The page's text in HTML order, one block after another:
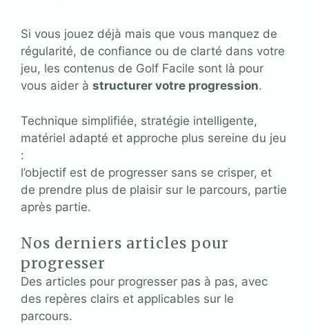
Si vous jouez déjà mais que vous manquez de
régularité, de confiance ou de clarté dans votre
jeu, les contenus de Golf Facile sont là pour
vous aider à structurer votre progression.
Technique simplifiée, stratégie intelligente,
matériel adapté et approche plus sereine du jeu
:
l’objectif est de progresser sans se crisper, et
de prendre plus de plaisir sur le parcours, partie
après partie.
Nos derniers articles pour
progresser
Des articles pour progresser pas à pas, avec
des repères clairs et applicables sur le
parcours.